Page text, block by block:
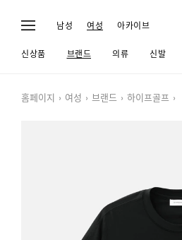
남성 여성 아카이브
신상품 브랜드 의류 신발
홈페이지 여성 브랜드 하이프골프